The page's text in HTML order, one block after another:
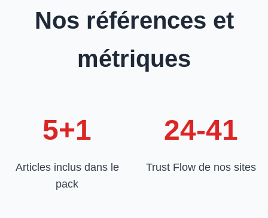
Nos références et
métriques
5+1
Articles inclus dans le
pack
24-41
Trust Flow de nos sites